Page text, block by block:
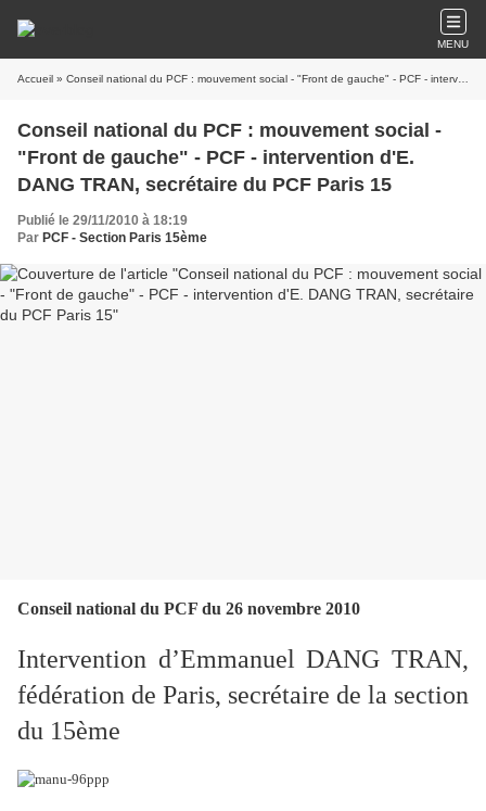
MENU
Accueil » Conseil national du PCF : mouvement social - "Front de gauche" - PCF - intervention d'E. DANG TRAN, secrétaire du PCF Paris 15
Conseil national du PCF : mouvement social -
"Front de gauche" - PCF - intervention d'E.
DANG TRAN, secrétaire du PCF Paris 15
Publié le 29/11/2010 à 18:19
Par PCF - Section Paris 15ème
Conseil national du PCF du 26 novembre 2010
Intervention d’Emmanuel DANG TRAN,
fédération de Paris, secrétaire de la section
du 15ème